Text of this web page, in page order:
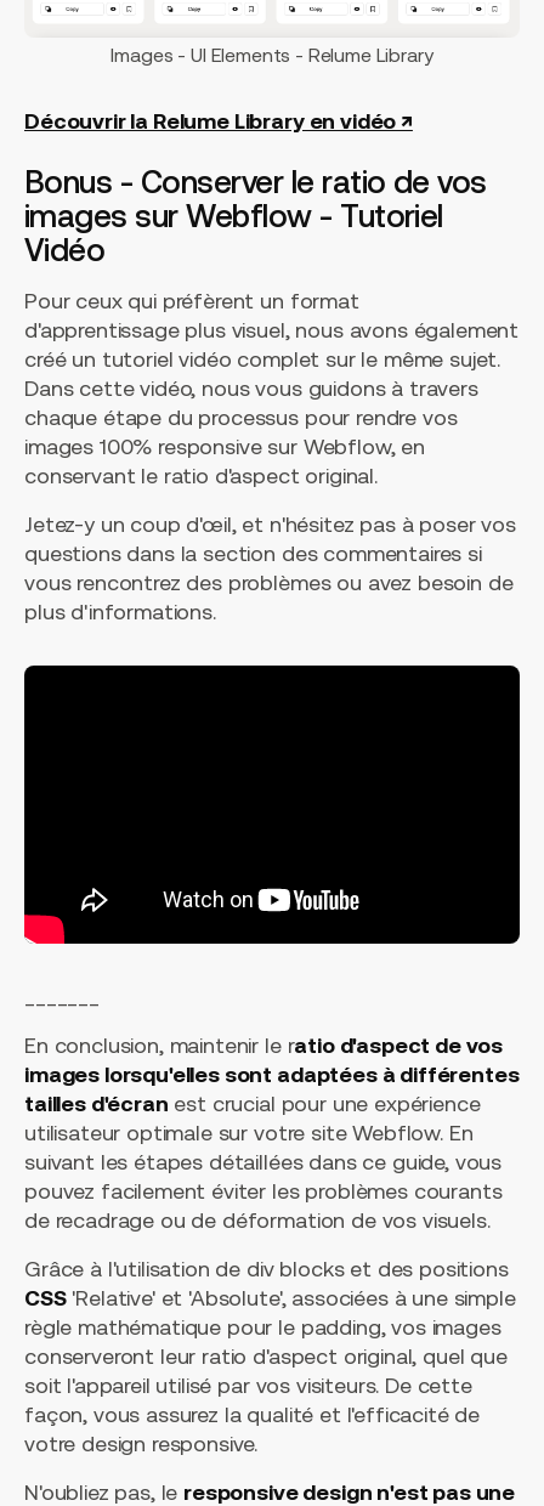
Images - UI Elements - Relume Library
Découvrir la Relume Library en vidéo ↗
Bonus - Conserver le ratio de vos
images sur Webflow - Tutoriel
Vidéo
Pour ceux qui préfèrent un format
d'apprentissage plus visuel, nous avons également
créé un tutoriel vidéo complet sur le même sujet.
Dans cette vidéo, nous vous guidons à travers
chaque étape du processus pour rendre vos
images 100% responsive sur Webflow, en
conservant le ratio d'aspect original.
Jetez-y un coup d'œil, et n'hésitez pas à poser vos
questions dans la section des commentaires si
vous rencontrez des problèmes ou avez besoin de
plus d'informations.
En conclusion, maintenir le ratio d'aspect de vos
images lorsqu'elles sont adaptées à différentes
tailles d'écran est crucial pour une expérience
utilisateur optimale sur votre site Webflow. En
suivant les étapes détaillées dans ce guide, vous
pouvez facilement éviter les problèmes courants
de recadrage ou de déformation de vos visuels.
Grâce à l'utilisation de div blocks et des positions
CSS'Relative' et 'Absolute', associées à une simple
règle mathématique pour le padding, vos images
conserveront leur ratio d'aspect original, quel que
soit l'appareil utilisé par vos visiteurs. De cette
façon, vous assurez la qualité et l'efficacité de
votre design responsive.
N'oubliez pas, le responsive design n'est pas une